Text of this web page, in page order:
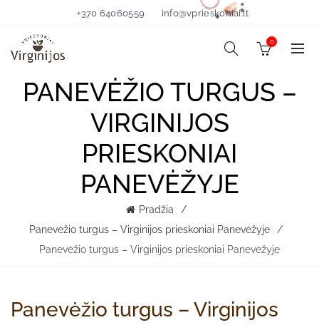
+370 64060559 info@vprieskoniai.lt
0
PANEVĖŽIO TURGUS –
VIRGINIJOS
PRIESKONIAI
PANEVĖŽYJE
Pradžia
Panevėžio turgus – Virginijos prieskoniai Panevėžyje
Panevėžio turgus – Virginijos prieskoniai Panevėžyje
Panevėžio turgus – Virginijos